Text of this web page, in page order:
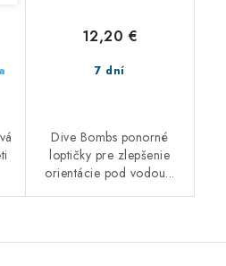
7 dní
12,20 €
Dive Bombs ponorné
loptičky pre zlepšenie
orientácie pod vodou...